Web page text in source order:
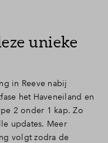
unieke
in Reeve nabij
het Haveneiland en
2 onder 1 kap. Zo
updates. Meer
volgt zodra de